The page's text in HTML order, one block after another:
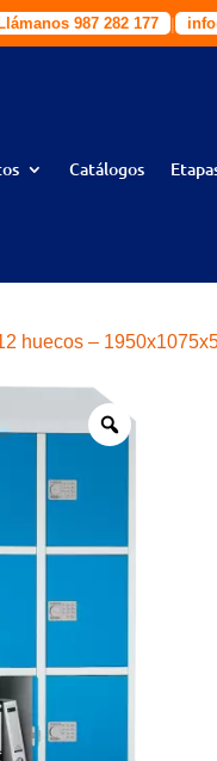
medida! | Llámanos 987
Llámanos 987 282 177 |
Catálogos
huecos –